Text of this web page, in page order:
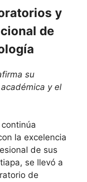
y
de
su
y el
la excelencia
de sus
se llevó a
de